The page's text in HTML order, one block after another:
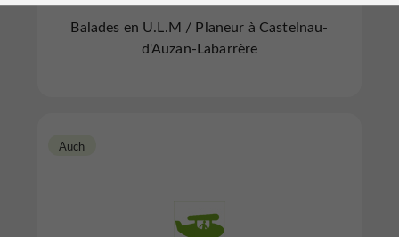
Balades en U.L.M / Planeur à Castelnau-
d'Auzan-Labarrère
Auch